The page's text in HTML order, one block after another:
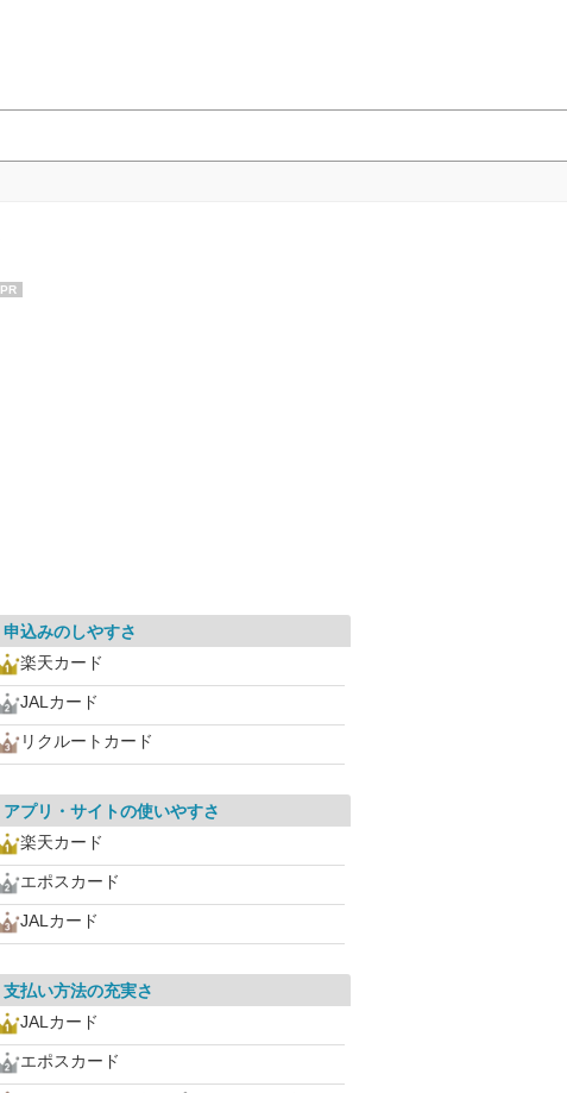
PR
申込みのしやすさ
楽天カード
JALカード
リクルートカード
アプリ・サイトの使いやすさ
楽天カード
エポスカード
JALカード
支払い方法の充実さ
JALカード
エポスカード